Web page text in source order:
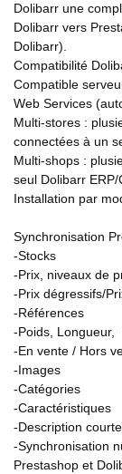
Dolibarr une
Dolibarr vers
Dolibarr).
Compatibilité
Compatible
Web Services
Multi-stores :
connectées à un
Multi-shops :
seul Dolibarr
Installation par
Synchronisation
-Stocks
-Prix, niveaux de
-Prix dégressifs/
-Références
-Poids, Longueur,
-En vente / Hors
-Images
-Catégories
-Caractéristiques
-Description
-Synchronisation
Prestashop et